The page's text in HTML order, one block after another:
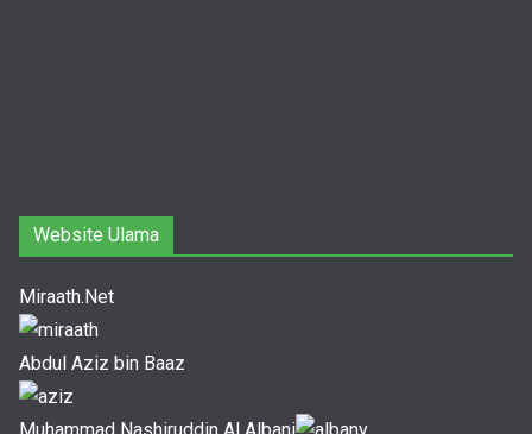
Website Ulama
Miraath.Net
Abdul Aziz bin Baaz
Muhammad Nashiruddin Al Albani